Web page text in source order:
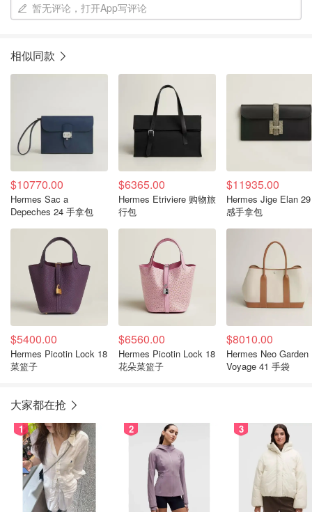
暂无评论，打开App写评论
相似同款
$10770.00
Hermes Sac a
Depeches 24 手拿包
$6365.00
Hermes Etriviere 购物旅
行包
$11935.00
Hermes Jige Elan
感手拿包
$5400.00
Hermes Picotin Lock 18
菜篮子
$6560.00
Hermes Picotin Lock 18
花朵菜篮子
$8010.00
Hermes Neo Garden
Voyage 41 手袋
大家都在抢
1 2 3